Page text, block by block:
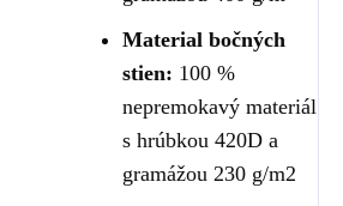
Material bočných
stien: 100 %
nepremokavý materiál
s hrúbkou 420D a
gramážou 230 g/m2